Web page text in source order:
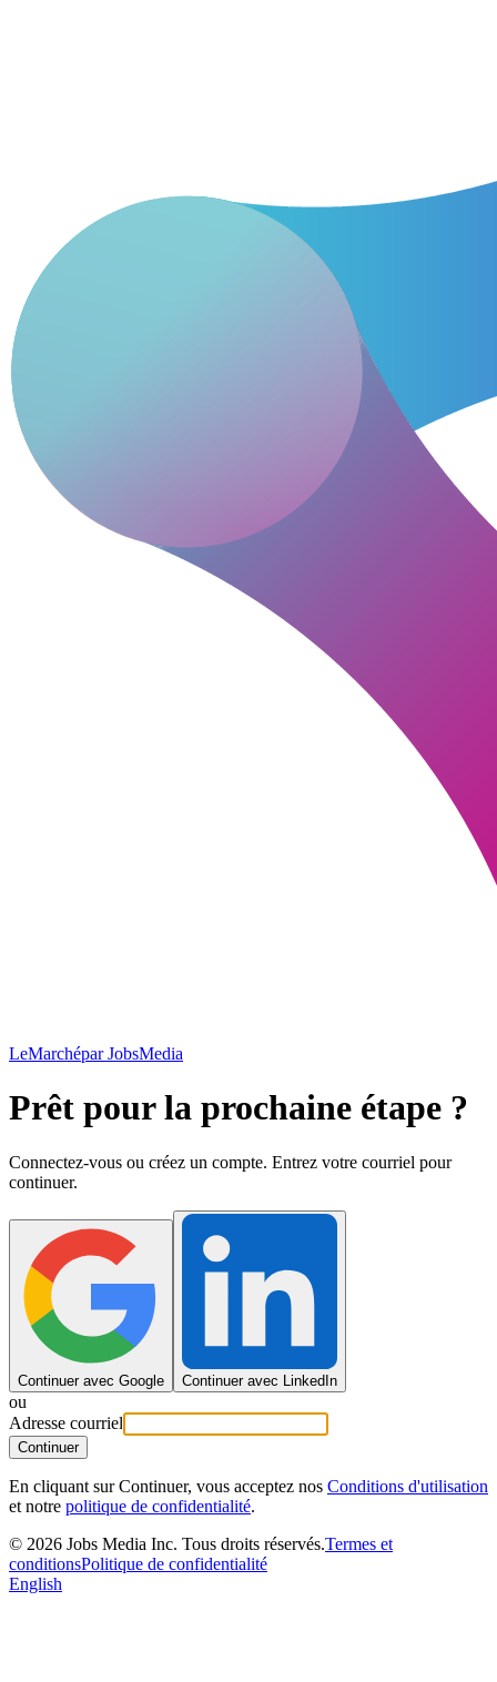
LeMarchépar JobsMedia
Prêt pour la prochaine étape ?
Connectez-vous ou créez un compte. Entrez votre courriel pour
continuer.
Continuer avec Google Continuer avec LinkedIn
ou
Adresse courriel
Continuer
En cliquant sur Continuer, vous acceptez nos Conditions d'utilisation
et notre politique de confidentialité.
© 2026 Jobs Media Inc. Tous droits réservés.Termes et
conditionsPolitique de confidentialité
English